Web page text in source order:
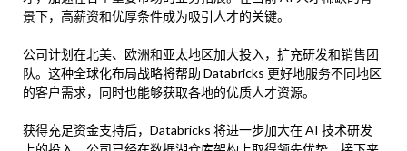
景下，高薪资和优厚条件成为吸引人才的关键。
公司计划在北美、欧洲和亚太地区加大投入，扩充研发和销售团
队。这种全球化布局战略将帮助 Databricks 更好地服务不同地区
的客户需求，同时也能够获取各地的优质人才资源。
获得充足资金支持后，Databricks 将进一步加大在 AI 技术研发